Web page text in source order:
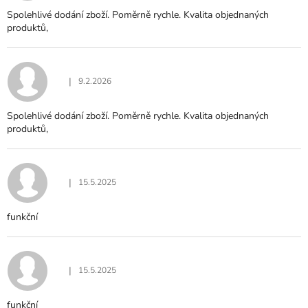
Spolehlivé dodání zboží. Poměrně rychle. Kvalita objednaných
produktů,
Hodnocení produktu je 5 z 5 hvězdiček.
| 9.2.2026
Spolehlivé dodání zboží. Poměrně rychle. Kvalita objednaných
produktů,
Hodnocení produktu je 5 z 5 hvězdiček.
| 15.5.2025
funkční
Hodnocení produktu je 5 z 5 hvězdiček.
| 15.5.2025
funkční